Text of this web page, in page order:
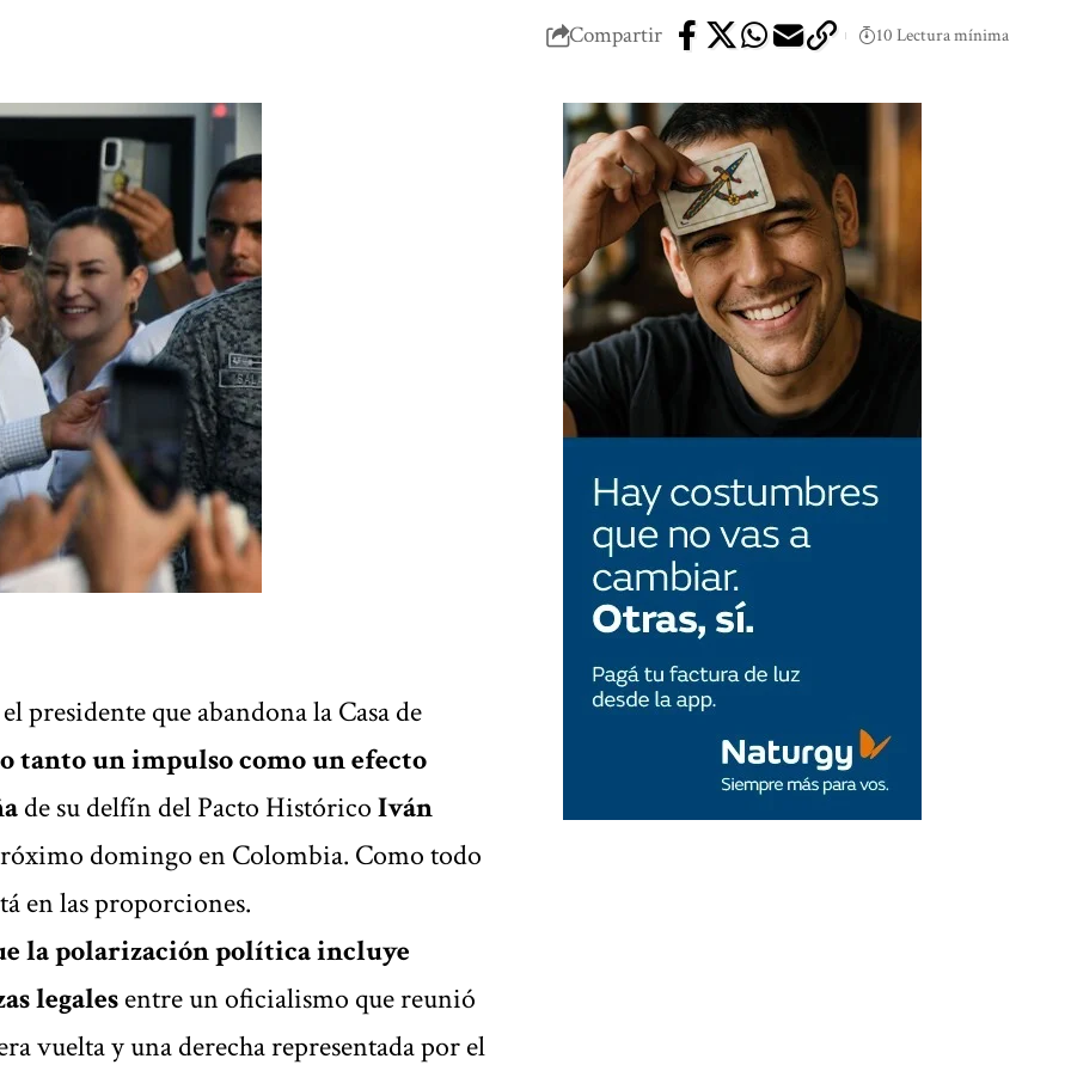
Compartir 10 Lectura mínima
presidente que abandona la Casa de
tanto un impulso como un efecto
de su delfín del Pacto HistóricoIván
domingo enColombia. Como todo
en las proporciones.
la polarización política incluye
legalesentre un oficialismo que reunió
vuelta y una derecha representada por el